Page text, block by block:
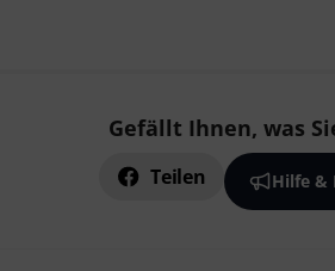
Gefällt Ihnen, was
Teilen Hilfe &